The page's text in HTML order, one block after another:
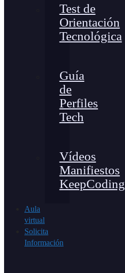
Test de
Orientación
Tecnológica
Guía
de
Perfiles
Tech
Vídeos
Manifiestos
KeepCoding
Aula
virtual
Solicita
Información